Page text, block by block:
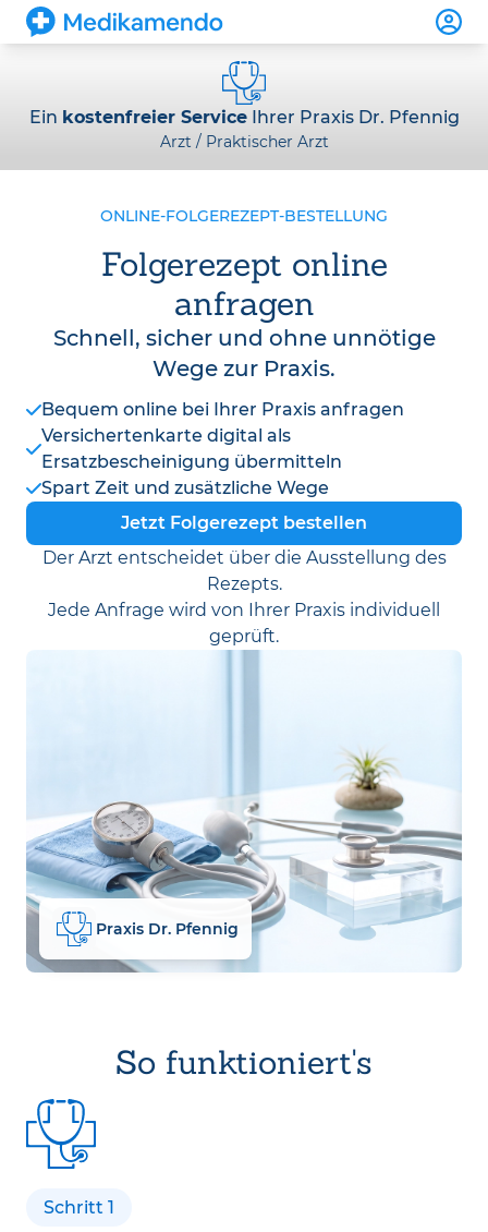
Ein kostenfreier ServiceIhrer Praxis Dr. Pfennig
Arzt / Praktischer Arzt
ONLINE-FOLGEREZEPT-BESTELLUNG
Folgerezept online
anfragen
Schnell, sicher und ohne unnötige
Wege zur Praxis.
Bequem online bei Ihrer Praxis anfragen
Versichertenkarte digital als
Ersatzbescheinigung übermitteln
Spart Zeit und zusätzliche Wege
Jetzt Folgerezept bestellen
Der Arzt entscheidet über die Ausstellung des
Rezepts.
Jede Anfrage wird von Ihrer Praxis individuell
geprüft.
Praxis Dr. Pfennig
So funktioniert's
Schritt 1